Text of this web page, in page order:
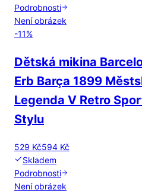
Podrobnosti
Není obrázek
-11%
Dětská mikina
Erb Barça 1899
Legenda V Retro
Stylu
529 Kč594 Kč
Skladem
Podrobnosti
Není obrázek